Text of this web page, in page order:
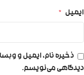
ایمیل *
ذخیره نام، ایمیل و
دیدگاهی می‌نویسم.